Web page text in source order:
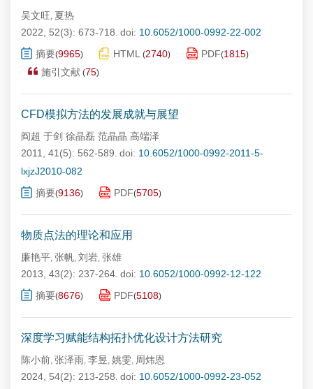
吴文旺, 夏热
2022, 52(3): 673-718. doi: 10.6052/1000-0992-22-002
摘要(9965) HTML (2740) PDF(1815)
施引文献 (75)
CFD模拟方法的发展成就与展望
阎超 于剑 徐晶磊 范晶晶 高端泽
2011, 41(5): 562-589. doi: 10.6052/1000-0992-2011-5-
lxjzJ2010-082
摘要(9136) PDF(5705)
物质点法的理论和应用
廉艳平, 张帆, 刘岩, 张雄
2013, 43(2): 237-264. doi: 10.6052/1000-0992-12-122
摘要(8676) PDF(5108)
深度学习赋能结构拓扑优化设计方法研究
陈小前, 张泽雨, 李昱, 姚雯, 周炜恩
2024, 54(2): 213-258. doi: 10.6052/1000-0992-23-052